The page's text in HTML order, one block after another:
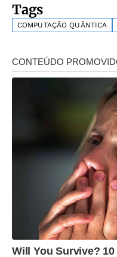
Tags
COMPUTAÇÃO QUÂNTICA